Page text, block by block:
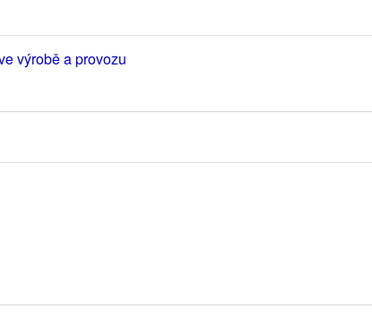
výrobě a provozu